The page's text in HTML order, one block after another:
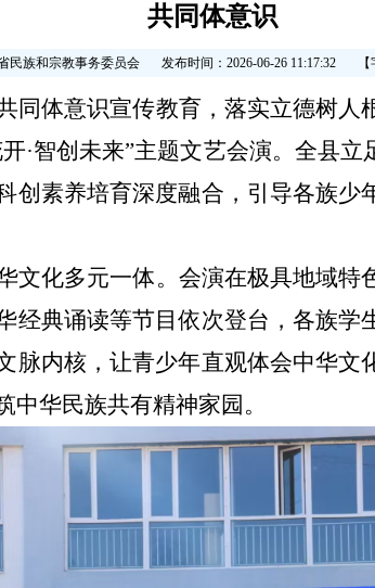
共同体意识
民族和宗教事务委员会 发布时间：2026-06-26 11:17:32
同体意识宣传教育，落实立德树人
·智创未来”主题文艺会演。全县
创素养培育深度融合，引导各族少
文化多元一体。 会演在极具地域特
经典诵读等节目依次登台，各族学
脉内核，让青少年直观体会中华文
华民族共有精神家园。